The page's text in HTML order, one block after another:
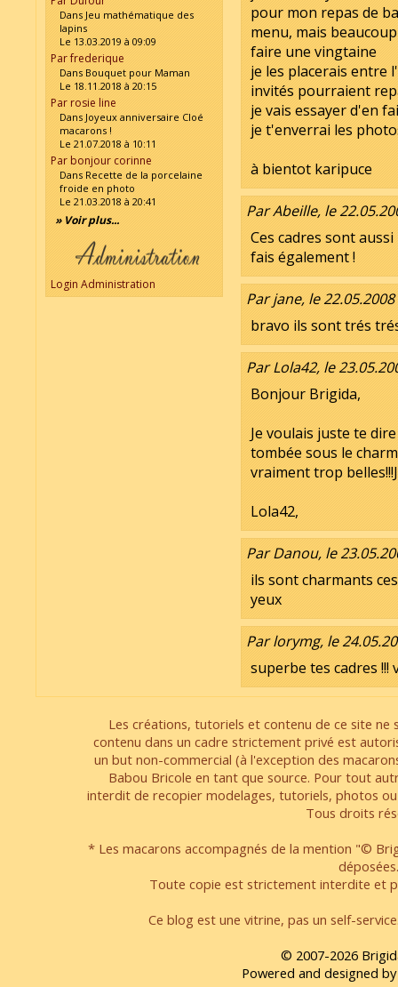
Dans Jeu mathématique des
lapins
Le 13.03.2019 à 09:09
Par frederique
Dans Bouquet pour Maman
Le 18.11.2018 à 20:15
Par rosie line
Dans Joyeux anniversaire Cloé
macarons !
Le 21.07.2018 à 10:11
Par bonjour corinne
Dans Recette de la porcelaine
froide en photo
Le 21.03.2018 à 20:41
» Voir plus...
Login Administration
pour mon repas de
menu, mais
faire une vingtaine
je les placerais entre
invités pourraient
je vais essayer d'en
je t'enverrai les
à bientot karipuce
Par Abeille, le
Ces cadres sont
fais également !
Par jane, le
bravo ils sont trés
Par Lola42, le
Bonjour Brigida,
Je voulais juste te
tombée sous le
vraiment trop
Lola42,
Par Danou, le
ils sont charmants
yeux
Par lorymg, le
superbe tes cadres !!!
Les créations, tutoriels et contenu de ce site
contenu dans un cadre strictement privé est
un but non-commercial (à l'exception des
Babou Bricole en tant que source. Pour tout
interdit de recopier modelages, tutoriels, photos
Tous droits
* Les macarons accompagnés de la mention "©
déposées.
Toute copie est strictement interdite et
Ce blog est une vitrine, pas un self-
© 2007-2026
Powered and designed